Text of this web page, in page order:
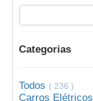
Categorias
Todos ( 236 )
Carros Elétricos